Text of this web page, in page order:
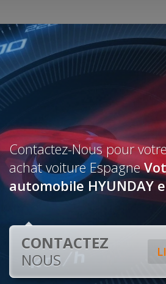
Contactez-Nous pour
achat voiture Espagne
automobile HYUNDAY
CONTACTEZ
NOUS